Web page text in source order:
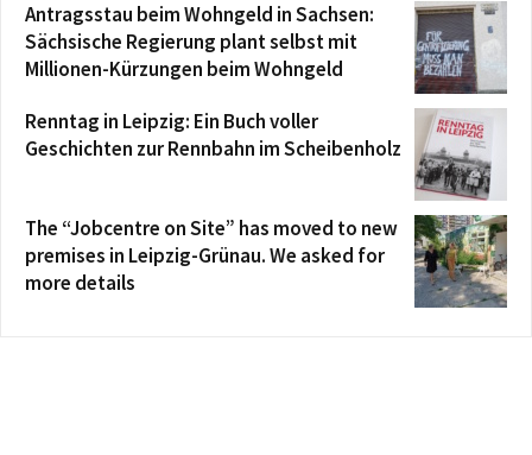
Antragsstau beim Wohngeld in Sachsen:
Sächsische Regierung plant selbst mit
Millionen-Kürzungen beim Wohngeld
Renntag in Leipzig: Ein Buch voller
Geschichten zur Rennbahn im Scheibenholz
The “Jobcentre on Site” has moved to new
premises in Leipzig-Grünau. We asked for
more details